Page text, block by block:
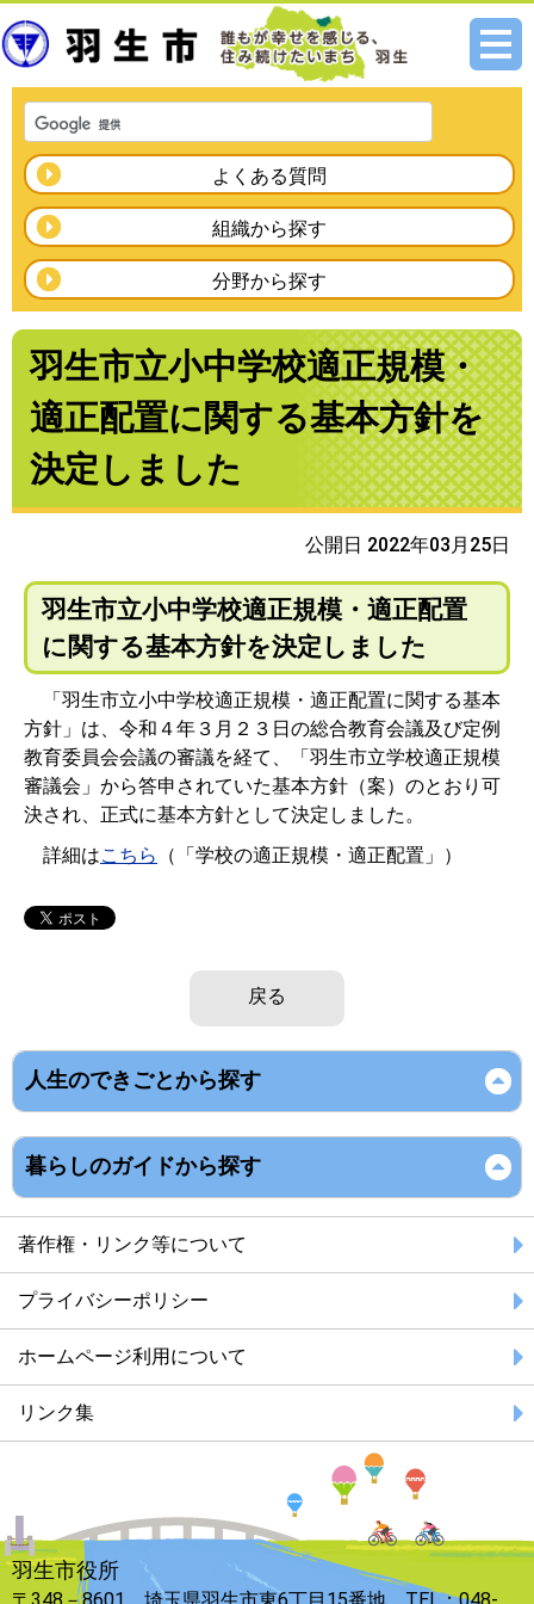
メニ
よくある質問
組織から探す
分野から探す
羽生市立小中学校適正規模・
適正配置に関する基本方針を
決定しました
公開日 2022年03月25日
羽生市立小中学校適正規模・適正配置
に関する基本方針を決定しました
「羽生市立小中学校適正規模・適正配置に関する基本
方針」は、令和４年３月２３日の総合教育会議及び定例
教育委員会会議の審議を経て、「羽生市立学校適正規模
審議会」から答申されていた基本方針（案）のとおり可
決され、正式に基本方針として決定しました。
詳細はこちら （「学校の適正規模・適正配置」）
戻る
人生のできごとから探す
暮らしのガイドから探す
著作権・リンク等について
プライバシーポリシー
ホームページ利用について
リンク集
羽生市役所